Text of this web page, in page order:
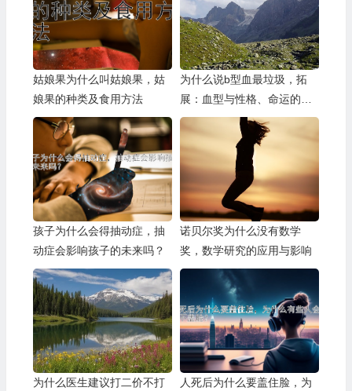
姑娘果为什么叫姑娘果，姑
娘果的种类及食用方法
为什么说b型血最垃圾，拓
展：血型与性格、命运的科
学解读
孩子为什么会得抽动症，抽
动症会影响孩子的未来吗？
诺贝尔奖为什么没有数学
奖，数学研究的应用与影响
为什么医生建议打二价不打
人死后为什么要盖住脸，为